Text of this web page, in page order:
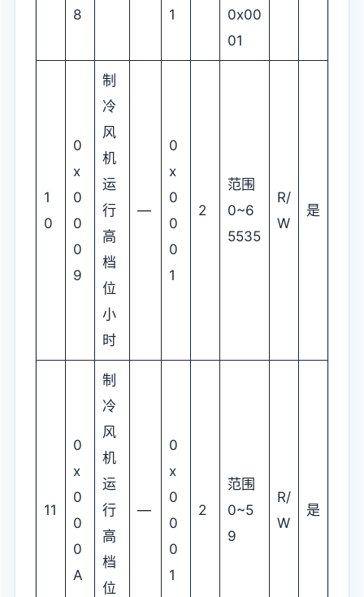
8 1
0x00
01
1
0
0
x
0
0
0
9
制
冷
风
机
运
行
高
档
位
小
时
—
0
x
0
0
0
1
2
范围
0~6
5535
R/
W
是
11
0
x
0
0
0
A
制
冷
风
机
运
行
高
档
位
—
0
x
0
0
0
1
2
范围
0~5
9
R/
W
是